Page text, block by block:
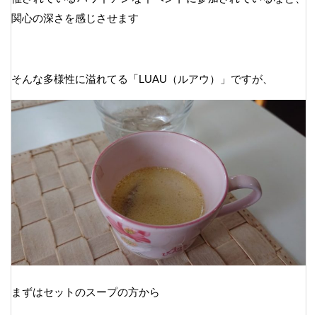
関心の深さを感じさせます
そんな多様性に溢れてる「LUAU（ルアウ）」ですが、
まずはセットのスープの方から